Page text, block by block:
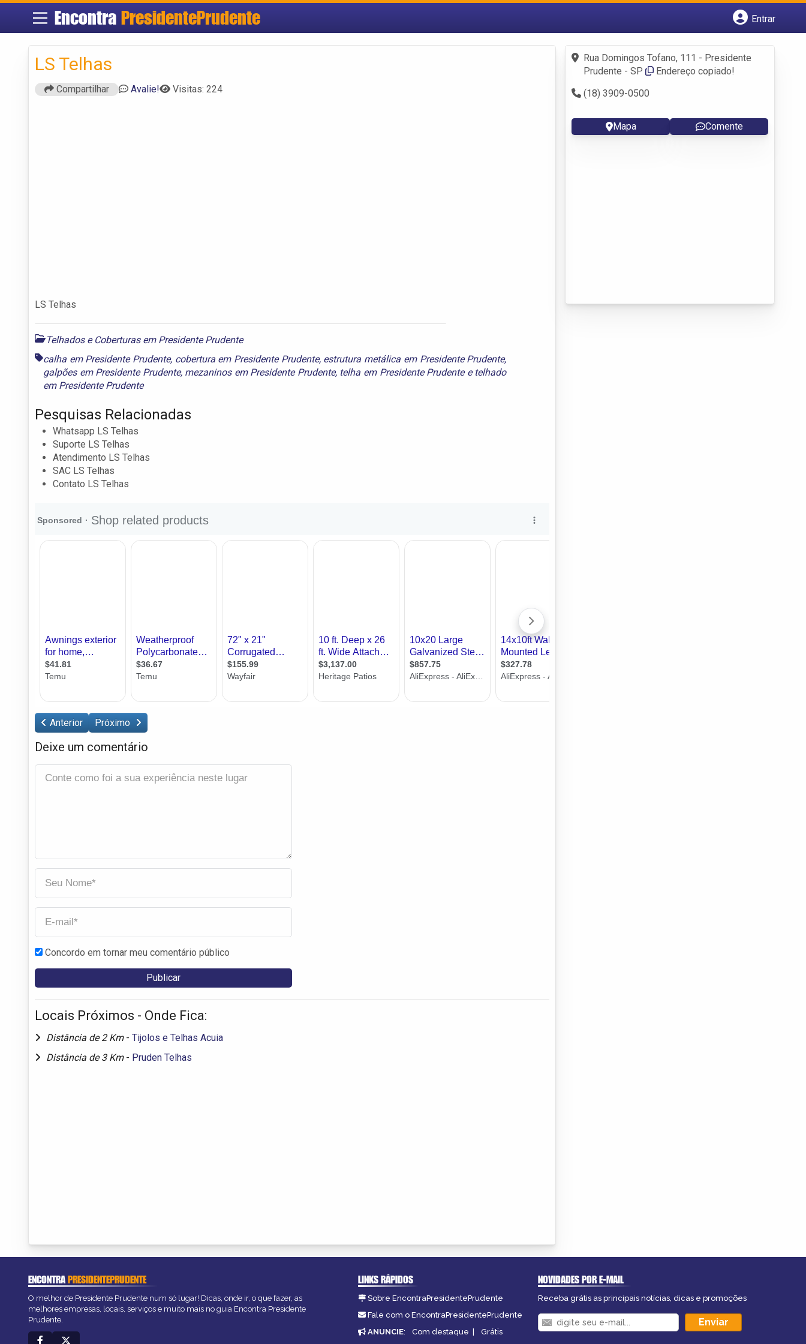
Encontra PresidentePrudente
Entrar
Fazer login
Criar conta
LS Telhas
Compartilhar Avalie! Visitas: 224
LS Telhas
Telhados e Coberturas em Presidente Prudente
calha em Presidente Prudente, cobertura em Presidente Prudente, estrutura metálica em Presidente Prudente,
galpões em Presidente Prudente, mezaninos em Presidente Prudente, telha em Presidente Prudentee telhado
em Presidente Prudente
Pesquisas Relacionadas
Whatsapp LS Telhas
Suporte LS Telhas
Atendimento LS Telhas
SAC LS Telhas
Contato LS Telhas
Anterior Próximo
Deixe um comentário
Concordo em tornar meu comentário público
Locais Próximos - Onde Fica:
Distância de 2 Km - Tijolos e Telhas Acuia
Distância de 3 Km - Pruden Telhas
Rua Domingos Tofano, 111 - Presidente
Prudente - SP
Endereço copiado!
(18) 3909-0500
Mapa Comente
ENCONTRAPRESIDENTEPRUDENTE
O melhor de Presidente Prudente num só lugar! Dicas, onde ir, o que fazer, as
melhores empresas, locais, serviços e muito mais no guia Encontra Presidente
Prudente.
LINKS RÁPIDOS
Sobre EncontraPresidentePrudente
Fale com o EncontraPresidentePrudente
ANUNCIE: Com destaque | Grátis
NOVIDADES POR E-MAIL
Receba grátis as principais notícias, dicas e promoções